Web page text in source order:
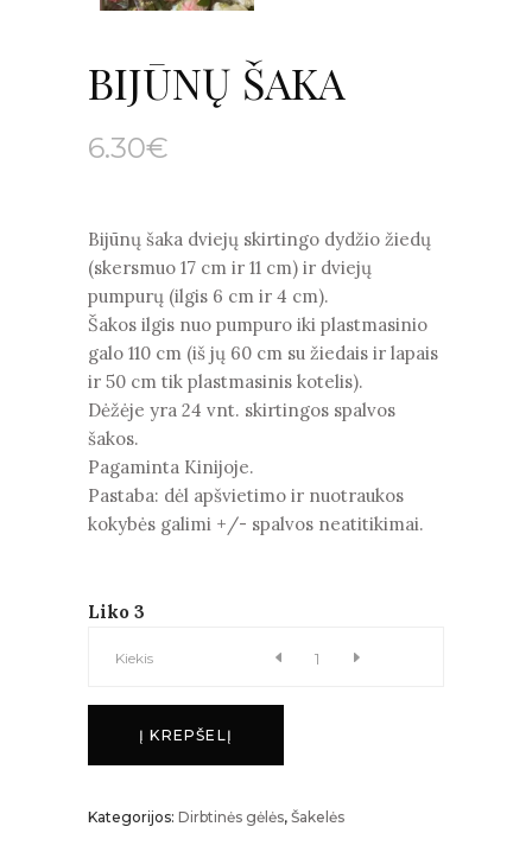
BIJŪNŲ ŠAKA
6.30€
Bijūnų šaka dviejų skirtingo dydžio žiedų
(skersmuo 17 cm ir 11 cm) ir dviejų
pumpurų (ilgis 6 cm ir 4 cm).
Šakos ilgis nuo pumpuro iki plastmasinio
galo 110 cm (iš jų 60 cm su žiedais ir lapais
ir 50 cm tik plastmasinis kotelis).
Dėžėje yra 24 vnt. skirtingos spalvos
šakos.
Pagaminta Kinijoje.
Pastaba: dėl apšvietimo ir nuotraukos
kokybės galimi +/- spalvos neatitikimai.
Liko 3
BIJŪNŲ
Kiekis
Į KREPŠELĮ
Kategorijos: Dirbtinės gėlės, Šakelės